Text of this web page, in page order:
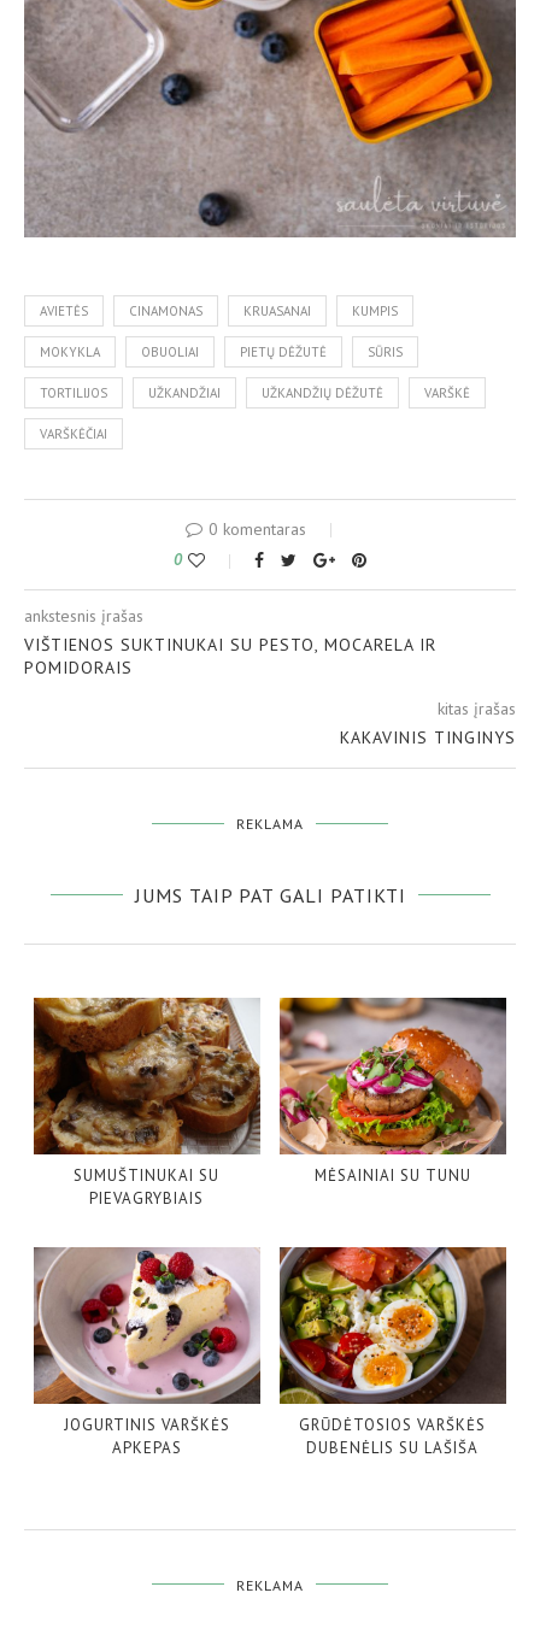
AVIETĖS CINAMONAS KRUASANAI KUMPIS
MOKYKLA OBUOLIAI PIETŲ DĖŽUTĖ SŪRIS
TORTILIJOS UŽKANDŽIAI UŽKANDŽIŲ DĖŽUTĖ VARŠKĖ
VARŠKĖČIAI
0 komentaras
0
ankstesnis įrašas
VIŠTIENOS SUKTINUKAI SU PESTO, MOCARELA IR
POMIDORAIS
kitas įrašas
KAKAVINIS TINGINYS
REKLAMA
JUMS TAIP PAT GALI PATIKTI
SUMUŠTINUKAI SU
PIEVAGRYBIAIS
MĖSAINIAI SU TUNU
JOGURTINIS VARŠKĖS
APKEPAS
GRŪDĖTOSIOS VARŠKĖS
DUBENĖLIS SU LAŠIŠA
REKLAMA